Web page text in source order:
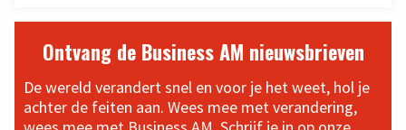
Ontvang de Business AM nieuwsbrieven
De wereld verandert snel en voor je het weet, hol je
achter de feiten aan. Wees mee met verandering,